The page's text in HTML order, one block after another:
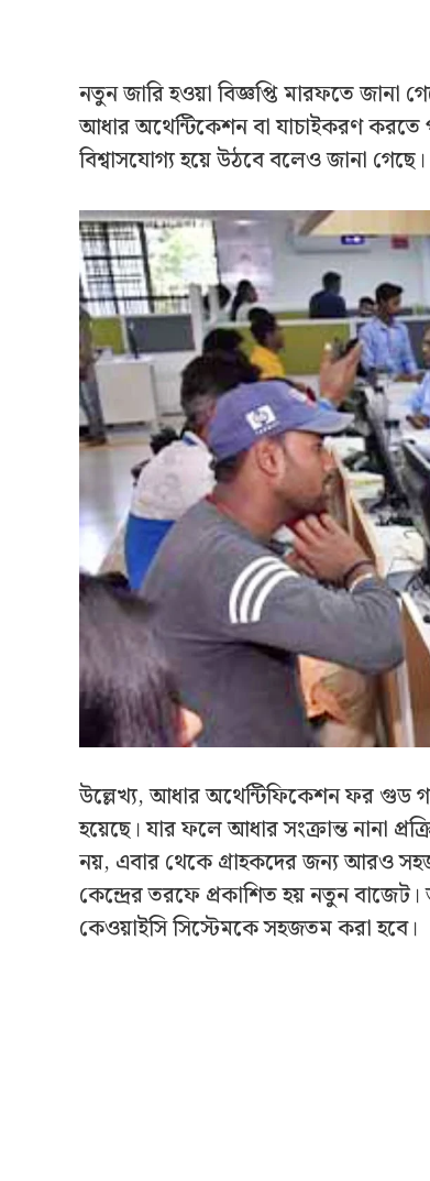
নতুন জারি হ‌ওয়া বিজ্ঞপ্তি মারফতে জানা
আধার অথেন্টিকেশন বা যাচাইকরণ
বিশ্বাসযোগ্য হয়ে উঠবে বলেও জানা গেছে।
উল্লেখ্য, আধার অথেন্টিফিকেশন ফর গুড
হয়েছে। যার ফলে আধার সংক্রান্ত নানা
নয়, এবার থেকে গ্রাহকদের জন্য আর‌ও
কেন্দ্রের তরফে প্রকাশিত হয় নতুন বাজেট।
কেওয়াইসি সিস্টেমকে সহজতম করা হবে।